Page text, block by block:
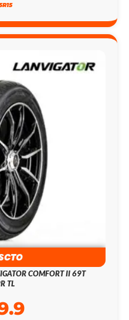
COMFORT II 69T
TL